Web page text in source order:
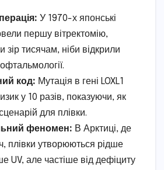
У 1970-х японські
першу вітректомію,
зір тисячам, ніби відкрили
код: Мутація в гені LOXL1
у 10 разів, показуючи, як
для плівки.
феномен: В Арктиці, де
плівки утворюються рідше
UV, але частіше від дефіциту